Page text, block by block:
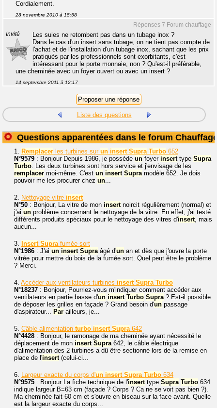
Cordialement.
28 novembre 2010 à 15:58
Réponses 7 Forum chauffage
Invité
Les suies ne retombent pas dans un tubage inox ?
Dans le cas d'un insert sans tubage, on ne tient pas compte de
l'achat et de l'installation d'un tubage inox, sachant que les prix
pratiqués par les professionnels sont exorbitants, c'est
intéressant pour le porte monnaie, non ? Qu'est-il préférable,
une cheminée avec un foyer ouvert ou avec un insert ?
14 septembre 2011 à 12:17
Liste des questions
Questions apparentées dans le forum
1. Remplacer les turbines sur un insert Supra Turbo 652
N°9579 : Bonjour Depuis 1986, je possède un foyer inserttype Supra
Turbo. Les deux turbines sont hors service et j'envisage de les
remplacer moi-même. C'est un insert Supramodèle 652. Je dois
pouvoir me les procurer chez un...
2. Nettoyage vitre insert
N°50 : Bonjour, La vitre de mon insertnoircit régulièrement (normal) et
j'ai un problème concernant le nettoyage de la vitre. En effet, j'ai testé
différents produits spéciaux pour le nettoyage des vitres d'insert, mais
aucun...
3. Insert Suprafumée sort
N°1986 : J'ai un insert Supraâgé d'un an et dès que j'ouvre la porte
vitrée pour mettre du bois de la fumée sort. Quel peut être le problème
? Merci.
4. Accèder aux ventilateurs turbines insert Supra Turbo
N°18237 : Bonjour, Pourriez-vous m'indiquer comment accéder aux
ventilateurs en partie basse d'un insert Turbo Supra? Est-il possible
de déposer les grilles en façade ? Grand besoin d'un passage
d'aspirateur... Par ailleurs, je...
5. Câble alimentation turbo insert Supra642
N°4428 : Bonjour, le ramonage de ma cheminée ayant nécessité le
déplacement de mon insert Supra642, le câble électrique
d'alimentation des 2 turbines a dû être sectionné lors de la remise en
place de l'insert(celui-ci...
6. Largeur exacte du corps d'un insert Supra Turbo 634
N°9575 : Bonjour La fiche technique de l'inserttype Supra Turbo 634
indique largeur B=63 cm (façade ? Corps ? Ca ne se voit pas bien ?).
Ma cheminée fait 60 cm et s'ouvre en biseau sur la face avant. Quelle
est la largeur exacte du corps...